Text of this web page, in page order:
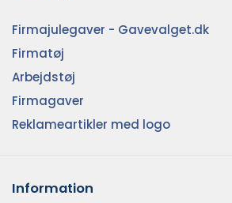
Firmajulegaver - Gavevalget.dk
Firmatøj
Arbejdstøj
Firmagaver
Reklameartikler med logo
Information